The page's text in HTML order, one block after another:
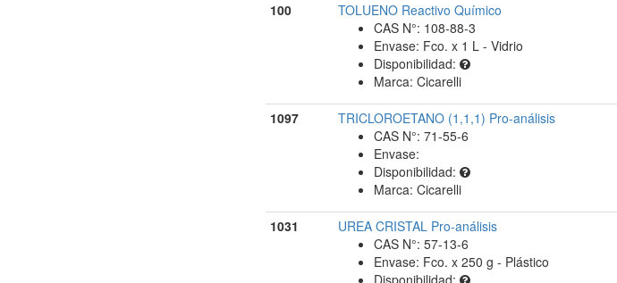
100
TOLUENO Reactivo Químico
CAS N°: 108-88-3
Envase: Fco. x 1 L - Vidrio
Disponibilidad:
Marca: Cicarelli
1097
TRICLOROETANO (1,1,1) Pro-análisis
CAS N°: 71-55-6
Envase:
Disponibilidad:
Marca: Cicarelli
1031
UREA CRISTAL Pro-análisis
CAS N°: 57-13-6
Envase: Fco. x 250 g - Plástico
Disponibilidad: